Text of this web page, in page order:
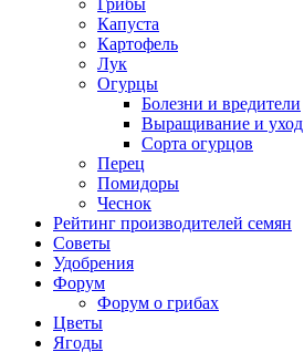
Капуста
Картофель
Лук
Огурцы
Болезни и вредители
Выращивание и уход
Сорта огурцов
Перец
Помидоры
Чеснок
Рейтинг производителей семян
Советы
Удобрения
Форум
Форум о грибах
Цветы
Ягоды